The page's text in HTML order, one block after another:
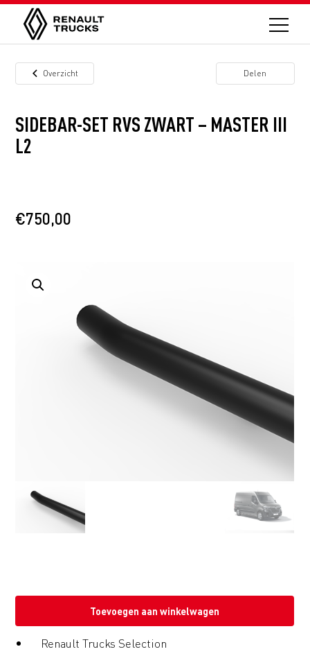
Overzicht Delen
SIDEBAR-SET RVS ZWART – MASTER III
L2
€750,00
Toevoegen aan winkelwagen
Renault Trucks Selection